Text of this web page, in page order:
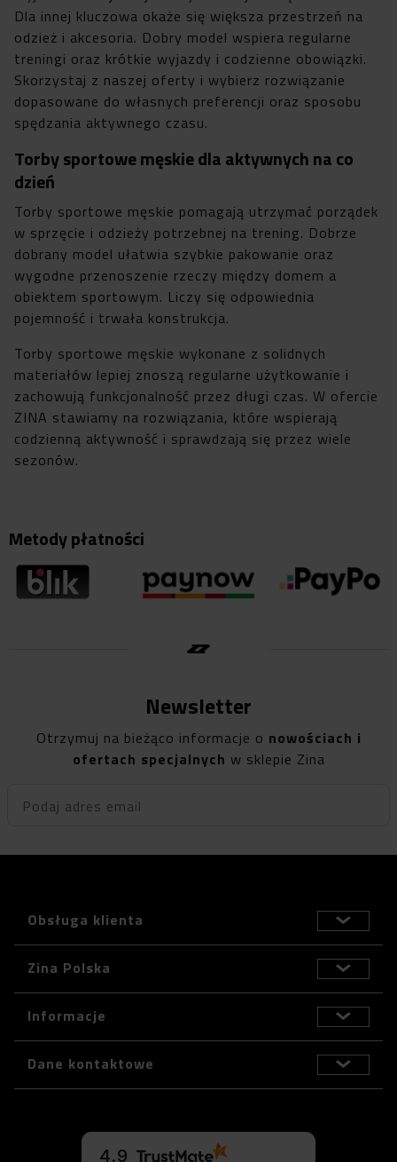
Dla innej kluczowa okaże się większa przestrzeń na
odzież i akcesoria. Dobry model wspiera regularne
treningi oraz krótkie wyjazdy i codzienne obowiązki.
Skorzystaj z naszej oferty i wybierz rozwiązanie
dopasowane do własnych preferencji oraz sposobu
spędzania aktywnego czasu.
Torby sportowe męskie dla aktywnych na co
dzień
Torby sportowe męskie pomagają utrzymać porządek
w sprzęcie i odzieży potrzebnej na trening. Dobrze
dobrany model ułatwia szybkie pakowanie oraz
wygodne przenoszenie rzeczy między domem a
obiektem sportowym. Liczy się odpowiednia
pojemność i trwała konstrukcja.
Torby sportowe męskie wykonane z solidnych
materiałów lepiej znoszą regularne użytkowanie i
zachowują funkcjonalność przez długi czas. W ofercie
ZINA stawiamy na rozwiązania, które wspierają
codzienną aktywność i sprawdzają się przez wiele
sezonów.
Metody płatności
Newsletter
Otrzymuj na bieżąco informacje o nowościach i
ofertach specjalnych w sklepie Zina
Podaj adres email
Obsługa klienta
Zina Polska
Informacje
Dane kontaktowe
4.9